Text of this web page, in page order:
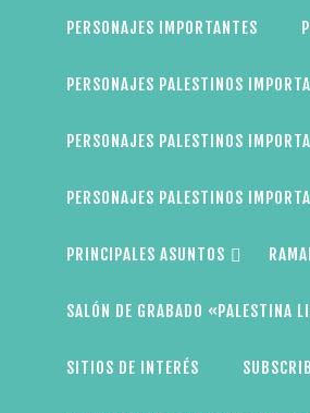
PERSONAJES IMPORTANTES
PERSONAJES PALESTINOS
PERSONAJES PALESTINOS
PERSONAJES PALESTINOS
PRINCIPALES ASUNTOS
SALÓN DE GRABADO «PALESTINA
SITIOS DE INTERÉS